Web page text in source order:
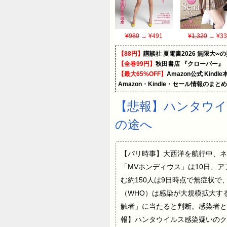
¥980 → ¥491 ¥1,320→
【88円】 講談社 夏電書2026 無限大∞
【全巻99円】 秋田書店 『クローバー』
【最大65%OFF】 Amazon公式 Kindle
Amazon・Kindle・セール情報のまと
【悲報】ハンタウ
の途へ
【パリ時事】大西洋を航行中、
「MVホンディウス」は10日、
む約150人は9日時点で無症状
（WHO）は感染が大規模拡大
触者」に当たると判断。感染者
報】ハンタウイルス感染疑いの